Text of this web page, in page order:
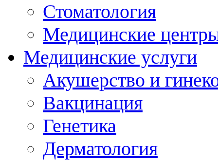
Стоматология
Медицинские
Медицинские услуги
Акушерство и
Вакцинация
Генетика
Дерматология